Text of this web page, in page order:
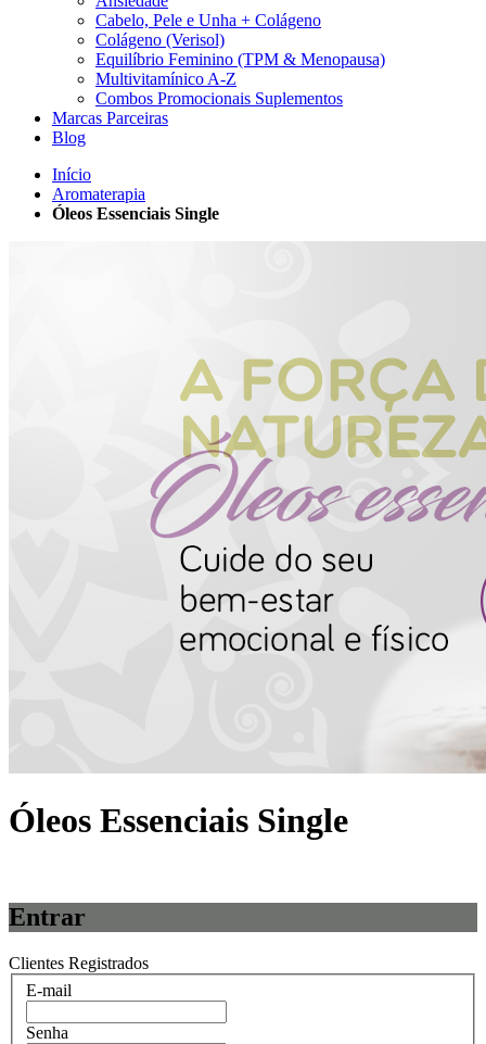
Cabelo, Pele e Unha + Colágeno
Colágeno (Verisol)
Equilíbrio Feminino (TPM & Menopausa)
Multivitamínico A-Z
Combos Promocionais Suplementos
Marcas Parceiras
Blog
Início
Aromaterapia
Óleos Essenciais Single
Óleos Essenciais Single
Entrar
Clientes Registrados
E-mail
Senha